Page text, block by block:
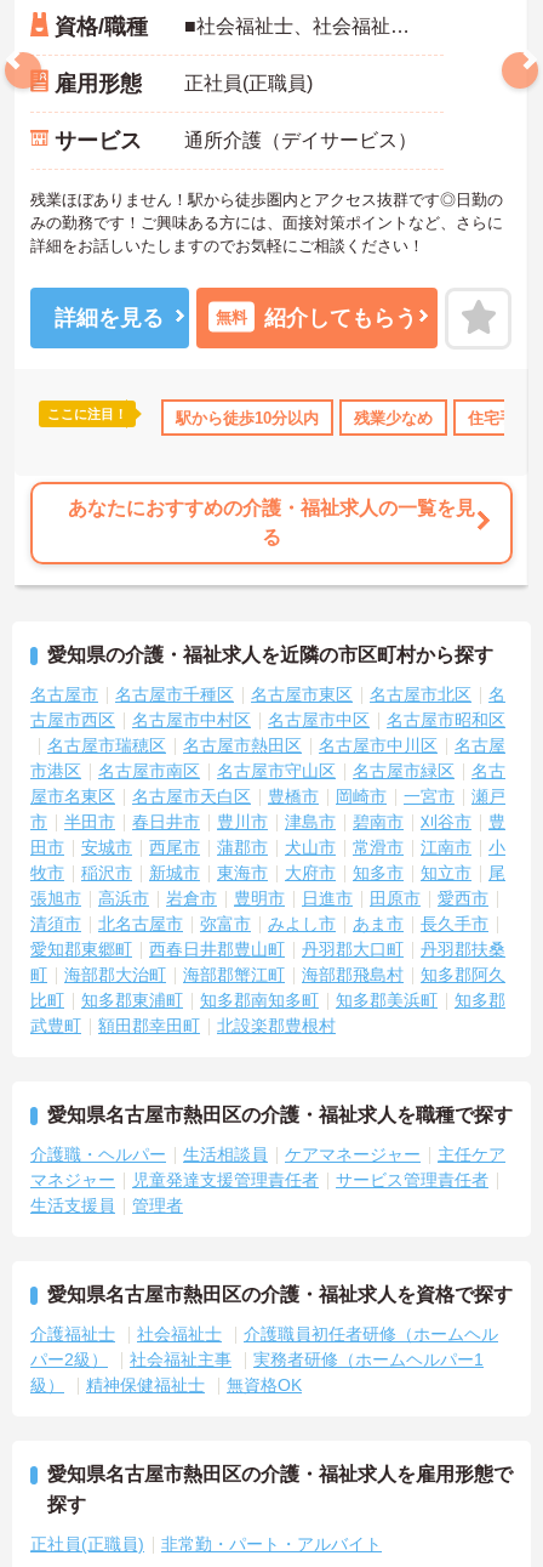
手当・補助 土日祝休 日勤のみ 年間休日110日以上 ブラン
資格/職種 ■社会福祉士、社会福祉主事任用、介護福祉士のいずれか※未経験も相談可
雇用形態 正社員(正職員)
サービス 通所介護（デイサービス）
残業ほぼありません！駅から徒歩圏内とアクセス抜群です◎日勤の
みの勤務です！ご興味ある方には、面接対策ポイントなど、さらに
詳細をお話しいたしますのでお気軽にご相談ください！
詳細を見る 無料 紹介してもらう
ここに注目！ 駅から徒歩10分以内 残業少なめ 住宅手当
あなたにおすすめの介護・福祉求人の一覧を見
る
愛知県の介護・福祉求人を近隣の市区町村から探す
名古屋市 名古屋市千種区 名古屋市東区 名古屋市北区
名
古屋市西区
名古屋市中村区 名古屋市中区
名古屋市昭和区
名古屋市瑞穂区
名古屋市熱田区 名古屋市中川区
名古屋
市港区
名古屋市南区 名古屋市守山区 名古屋市緑区
名古
屋市名東区
名古屋市天白区 豊橋市 岡崎市 一宮市
瀬戸
市
半田市 春日井市 豊川市 津島市 碧南市 刈谷市
豊
田市
安城市 西尾市 蒲郡市 犬山市 常滑市 江南市
小
牧市
稲沢市 新城市 東海市 大府市 知多市 知立市
尾
張旭市
高浜市 岩倉市 豊明市 日進市 田原市
愛西市
清須市
北名古屋市 弥富市 みよし市 あま市
長久手市
愛知郡東郷町
西春日井郡豊山町 丹羽郡大口町
丹羽郡扶桑
町
海部郡大治町 海部郡蟹江町 海部郡飛島村
知多郡阿久
比町
知多郡東浦町 知多郡南知多町 知多郡美浜町
知多郡
武豊町
額田郡幸田町 北設楽郡豊根村
愛知県名古屋市熱田区の介護・福祉求人を職種で探す
介護職・ヘルパー 生活相談員 ケアマネージャー
主任ケア
マネジャー
児童発達支援管理責任者
サービス管理責任者
生活支援員
管理者
愛知県名古屋市熱田区の介護・福祉求人を資格で探す
介護福祉士 社会福祉士
介護職員初任者研修（ホームヘル
パー2級）
社会福祉主事
実務者研修（ホームヘルパー1
級）
精神保健福祉士 無資格OK
愛知県名古屋市熱田区の介護・福祉求人を雇用形態で
探す
正社員(正職員) 非常勤・パート・アルバイト